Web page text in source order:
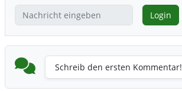
Login
Schreib den ersten Kommentar!